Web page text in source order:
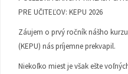
PRE UČITEĽOV: KEPU 2026
Záujem o prvý ročník nášho
(KEPU) nás príjemne prekvapil.
Niekoľko miest je však ešte